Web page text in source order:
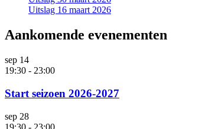
Uitslag 16 maart 2026
Aankomende evenementen
sep 14
19:30 - 23:00
Start seizoen 2026-2027
sep 28
19:30 - 23:00